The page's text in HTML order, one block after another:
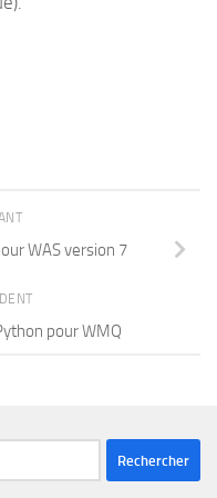
WAS version 7
pour WMQ